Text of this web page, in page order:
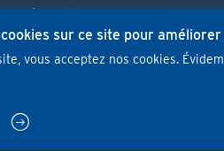
808/612
REVUE
sur ce site pour
vous acceptez nos cookies.